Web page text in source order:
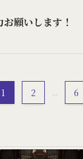
お願いします！
1 2 ... 6